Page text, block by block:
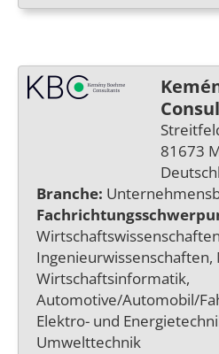
81673
Branche:
Ingenieurwissenschaften,
Wirtschaftsinformatik,
Automotive/Automobil/
Elektro- und
Umwelttechnik